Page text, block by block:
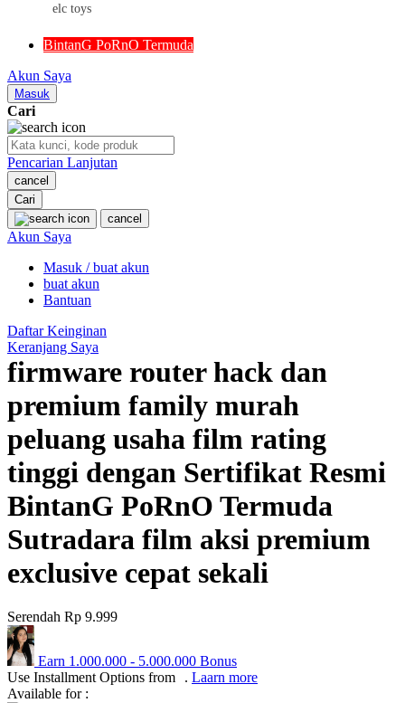
Oh Ma Grain
P
Peachy
Phil & Ted's
Philips Avent
Ponycycle
Puma
Pureats
Q
QV Baby
R
Real Shades
elc toys
BintanG PoRnO Termuda
Akun Saya
Masuk
Cari
Pencarian Lanjutan
cancel
Cari
cancel
Akun Saya
Masuk / buat akun
buat akun
Bantuan
Daftar Keinginan
Keranjang Saya
firmware router hack dan
premium family murah
peluang usaha film rating
tinggi dengan Sertifikat Resmi
BintanG PoRnO Termuda
Sutradara film aksi premium
exclusive cepat sekali
Serendah Rp 9.999
Earn 1.000.000 - 5.000.000 Bonus
Use Installment Options from
. Laarn more
Available for :